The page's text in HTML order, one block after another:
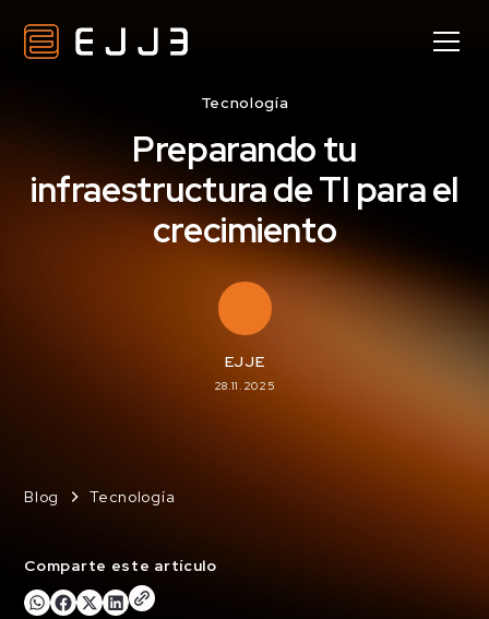
Tecnología
Preparando tu
infraestructura de TI para el
crecimiento
EJJE
28.11.2025
Blog Tecnología
Comparte este artículo